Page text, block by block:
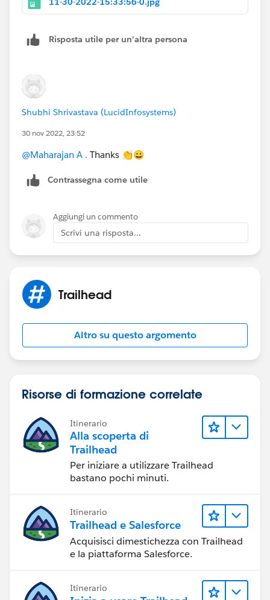
Risposta utile per un'altra persona
Shubhi Shrivastava (LucidInfosystems)
30 nov 2022, 23:52
@Maharajan A . Thanks 👏😀
Contrassegna come utile
Aggiungi un commento
Scrivi una risposta...
Trailhead
Altro su questo argomento
Risorse di formazione correlate
Itinerario
Alla scoperta di
Trailhead
Per iniziare a utilizzare Trailhead
bastano pochi minuti.
Itinerario
Trailhead e Salesforce
Acquisisci dimestichezza con Trailhead
e la piattaforma Salesforce.
Itinerario